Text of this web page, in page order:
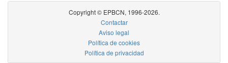
Copyright © EPBCN, 1996-2026.
Contactar
Aviso legal
Política de cookies
Política de privacidad